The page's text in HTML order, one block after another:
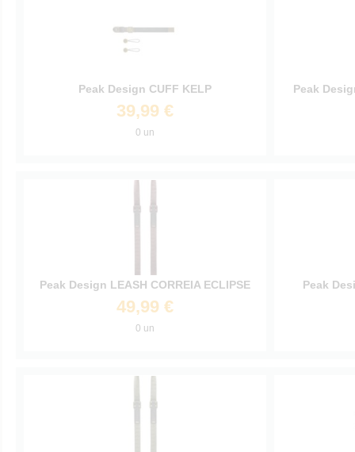
Peak Design CUFF KELP
39,99 €
0 un
Peak
Peak Design LEASH CORREIA ECLIPSE
49,99 €
0 un
Peak